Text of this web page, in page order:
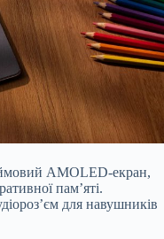
AMOLED-екран,
пам’яті.
для навушників